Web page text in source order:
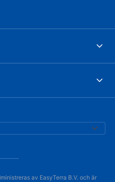
av EasyTerra B.V. och är